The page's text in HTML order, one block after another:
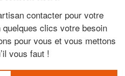
contacter pour votre
clics votre besoin
pour vous et vous mettons
vous faut !